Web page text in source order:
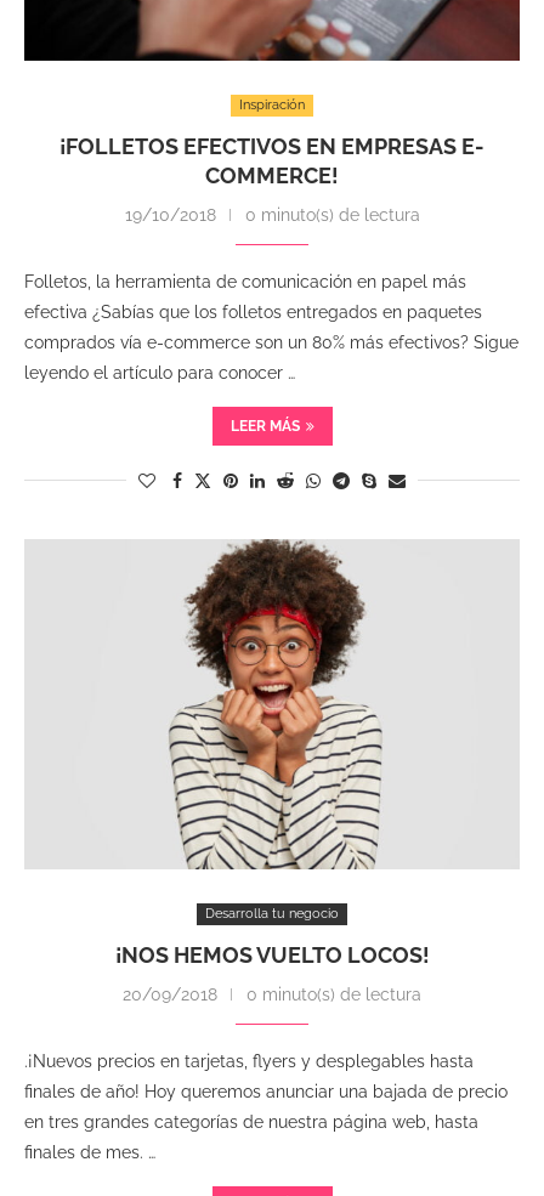
Inspiración
¡FOLLETOS EFECTIVOS EN EMPRESAS E-
COMMERCE!
19/10/2018 0 minuto(s) de lectura
Folletos, la herramienta de comunicación en papel más
efectiva ¿Sabías que los folletos entregados en paquetes
comprados vía e-commerce son un 80% más efectivos? Sigue
leyendo el artículo para conocer …
LEER MÁS
Desarrolla tu negocio
¡NOS HEMOS VUELTO LOCOS!
20/09/2018 0 minuto(s) de lectura
.¡Nuevos precios en tarjetas, flyers y desplegables hasta
finales de año! Hoy queremos anunciar una bajada de precio
en tres grandes categorías de nuestra página web, hasta
finales de mes. …